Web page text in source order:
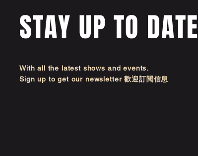
STAY UP TO DATE
With all the latest shows and events.
Sign up to get our newsletter 歡迎訂閱信息